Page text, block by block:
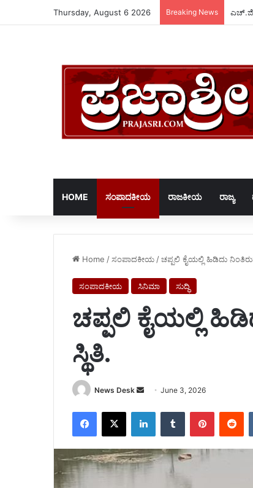
Thursday, August 6 2026 Breaking News ಎಚ್.ಜಿ.
HOME ಸಂಪಾದಕೀಯ ರಾಜಕೀಯ ರಾಜ್ಯ
Home /ಸಂಪಾದಕೀಯ /ಚಪ್ಪಲಿ ಕೈಯಲ್ಲಿ ಹಿಡಿದು
ಸಂಪಾದಕೀಯ ಸಿನಿಮಾ ಸುದ್ಧಿ
ಚಪ್ಪಲಿ ಕೈಯಲ್ಲಿ
ಸ್ಥಿತಿ.
News Desk
Send June 3, 2026
Facebook
X LinkedInTumblr Pinterest